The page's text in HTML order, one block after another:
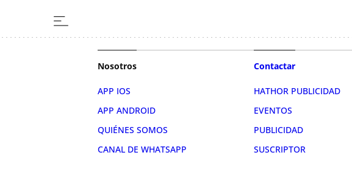
Nosotros
APP IOS
APP ANDROID
QUIÉNES SOMOS
CANAL DE WHATSAPP
Contactar
HATHOR PUBLICIDAD
EVENTOS
PUBLICIDAD
SUSCRIPTOR